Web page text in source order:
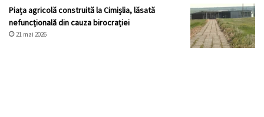
Piața agricolă construită la Cimișlia, lăsată
nefuncțională din cauza birocrației
21 mai 2026